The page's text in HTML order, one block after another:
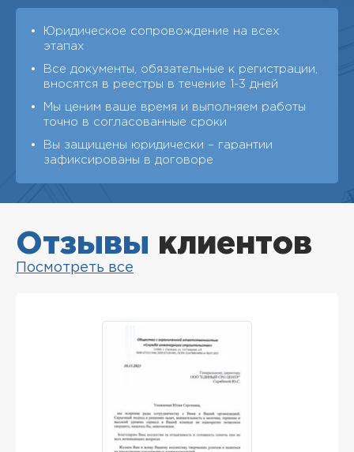
Юридическое сопровождение на всех
этапах
Все документы, обязательные к регистрации,
вносятся в реестры в течение 1-3 дней
Мы ценим ваше время и выполняем работы
точно в согласованные сроки
Вы защищены юридически – гарантии
зафиксированы в договоре
Отзывы клиентов
Посмотреть все